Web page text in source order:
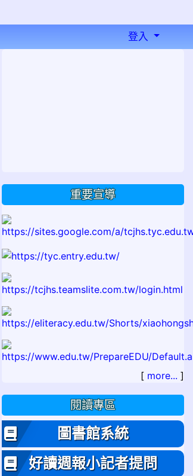
登入
重要宣導
[ more... ]
閱讀專區
圖書館系統
好讀週報小記者提問